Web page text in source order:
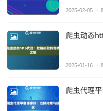
2025-02-05 /
爬虫动态
2025-01-16 /
爬虫代理